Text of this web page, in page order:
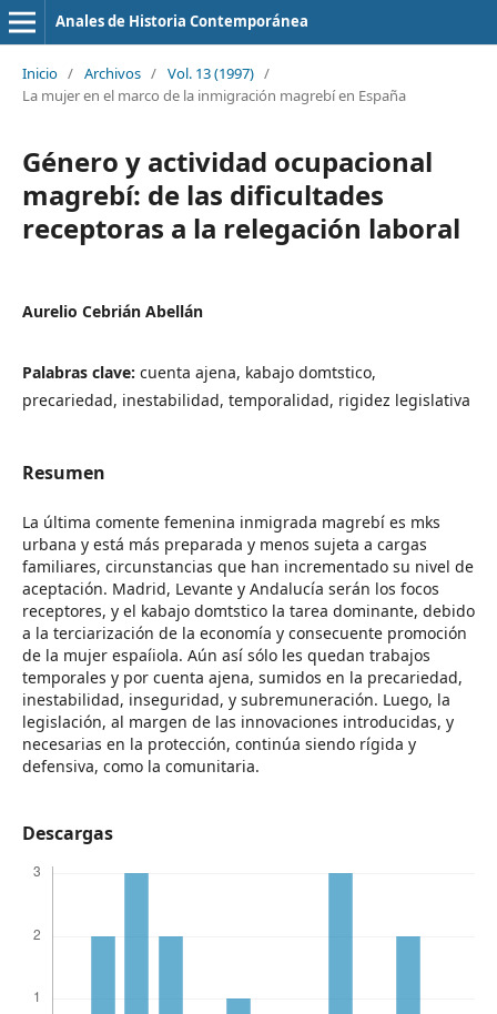
Anales de Historia Contemporánea
Inicio / Archivos / Vol. 13 (1997) /
La mujer en el marco de la inmigración magrebí en España
Género y actividad ocupacional
magrebí: de las dificultades
receptoras a la relegación laboral
Aurelio Cebrián Abellán
Palabras clave: cuenta ajena, kabajo domtstico,
precariedad, inestabilidad, temporalidad, rigidez legislativa
Resumen
La última comente femenina inmigrada magrebí es mks
urbana y está más preparada y menos sujeta a cargas
familiares, circunstancias que han incrementado su nivel de
aceptación. Madrid, Levante y Andalucía serán los focos
receptores, y el kabajo domtstico la tarea dominante, debido
a la terciarización de la economía y consecuente promoción
de la mujer espaíiola. Aún así sólo les quedan trabajos
temporales y por cuenta ajena, sumidos en la precariedad,
inestabilidad, inseguridad, y subremuneración. Luego, la
legislación, al margen de las innovaciones introducidas, y
necesarias en la protección, continúa siendo rígida y
defensiva, como la comunitaria.
Descargas